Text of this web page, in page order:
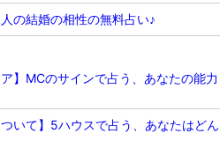
の結婚の相性の無料占い♪
ア】MCのサインで占う、あなたの能力
ついて】5ハウスで占う、あなたはどん